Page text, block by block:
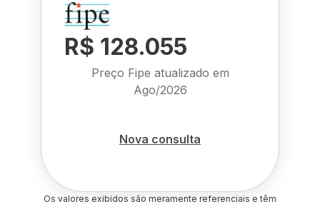
R$ 128.055
Preço Fipe atualizado em
Ago/2026
Nova consulta
Os valores exibidos são meramente referenciais e têm